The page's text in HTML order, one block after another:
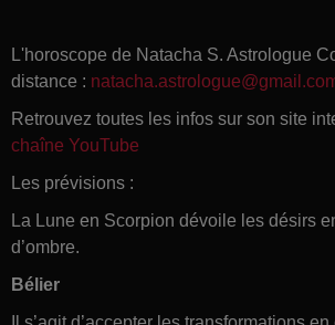
L'horoscope de Natacha S. Astrologue
distance :
Retrouvez toutes les infos sur son site
chaîne YouTube
Les prévisions :
La Lune en Scorpion dévoile les désirs
d’ombre.
Bélier